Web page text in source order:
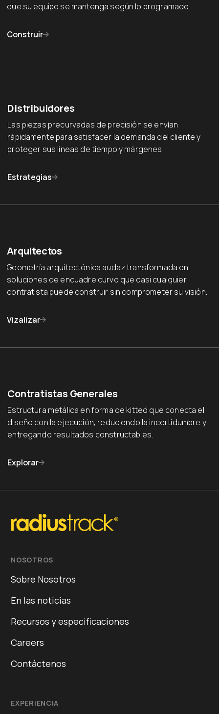
que su equipo se mantenga según lo programado.
Construir
Distribuidores
Las piezas precurvadas de precisión se envían
rápidamente para satisfacer la demanda del cliente y
proteger sus líneas de tiempo y márgenes.
Estrategias
Arquitectos
Geometría arquitectónica audaz transformada en
soluciones de encuadre curvo que casi cualquier
contratista puede construir sin comprometer su visión.
Vizalizar
Contratistas Generales
Estructura metálica en forma de kitted que conecta el
diseño con la ejecución, reduciendo la incertidumbre y
entregando resultados constructables.
Explorar
NOSOTROS
Sobre Nosotros
En las noticias
Recursos y especificaciones
Careers
Contáctenos
EXPERIENCIA